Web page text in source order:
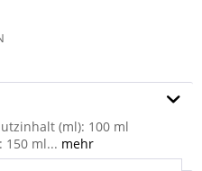
(ml): 100 ml
150 ml... mehr